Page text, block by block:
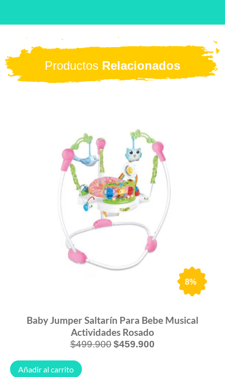
Productos Relacionados
8%
Baby Jumper Saltarín Para Bebe Musical
Actividades Rosado
$499.900$459.900
Añadir al carrito